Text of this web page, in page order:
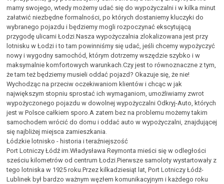
mamy swojego, wtedy możemy udać się do wypożyczalni i w kilka minut
załatwić niezbędne formalności, po których dostaniemy kluczyki do
wybranego pojazdu i będziemy mogli rozpoczynać ekscytującą
przygodę ulicami Łodzi.Nasza wypożyczalnia zlokalizowana jest przy
lotnisku w Łodzi i to tam powinniśmy się udać, jeśli chcemy wypożyczyć
nowy i wygodny samochód, którym dotrzemy wszędzie szybko i w
maksymalnie komfortowych warunkach.Czy jest to równoznaczne z tym,
że tam też będziemy musieli oddać pojazd? Okazuje się, że nie!
Wychodząc na przeciw oczekiwaniom klientów i chcąc w jak
największym stopniu sprostać ich wymaganiom, umożliwiamy zwrot
wypożyczonego pojazdu w dowolnej wypożyczalni Odkryj-Auto, których
jest w Polsce całkiem sporo.A zatem bez na problemu możemy takim
samochodem wrócić do domu i oddać auto w wypożyczalni, znajdującej
się najbliżej miejsca zamieszkania.
Łódzkie lotnisko - historia i teraźniejszość
Port Lotniczy Łódź im.Władysława Reymonta mieści się w odległości
sześciu kilometrów od centrum Łodzi.Pierwsze samoloty wystartowały z
tego lotniska w 1925 roku.Przez kilkadziesiąt lat, Port Lotniczy Łódź-
Lublinek był bardzo ważnym węzłem komunikacyjnym i każdego roku